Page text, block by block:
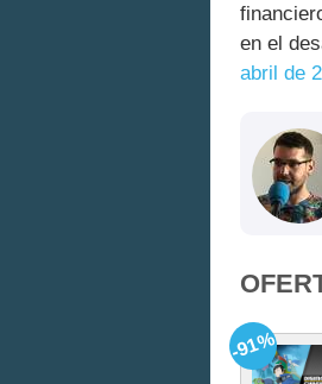
en el
abril de
-91%